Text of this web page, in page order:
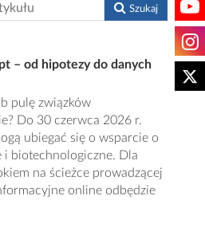
Szukaj
– od hipotezy do danych
pulę związków
Do 30 czerwca 2026 r.
ubiegać się o wsparcie o
i biotechnologiczne. Dla
na ścieżce prowadzącej
online odbędzie